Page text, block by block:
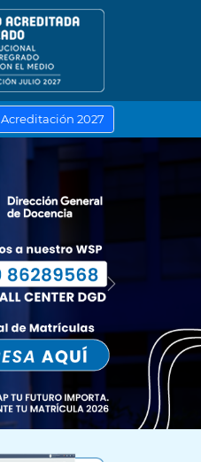
Acreditación 2027
Next